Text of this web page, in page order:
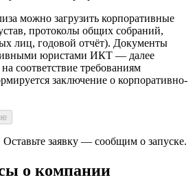
можно загрузить корпоративные
протоколы общих собраний,
лиц, годовой отчёт). Документы
юристами ИКТ — далее
соответствие требованиям
заключение о корпоративно-
заявку — сообщим о запуске.
о компании